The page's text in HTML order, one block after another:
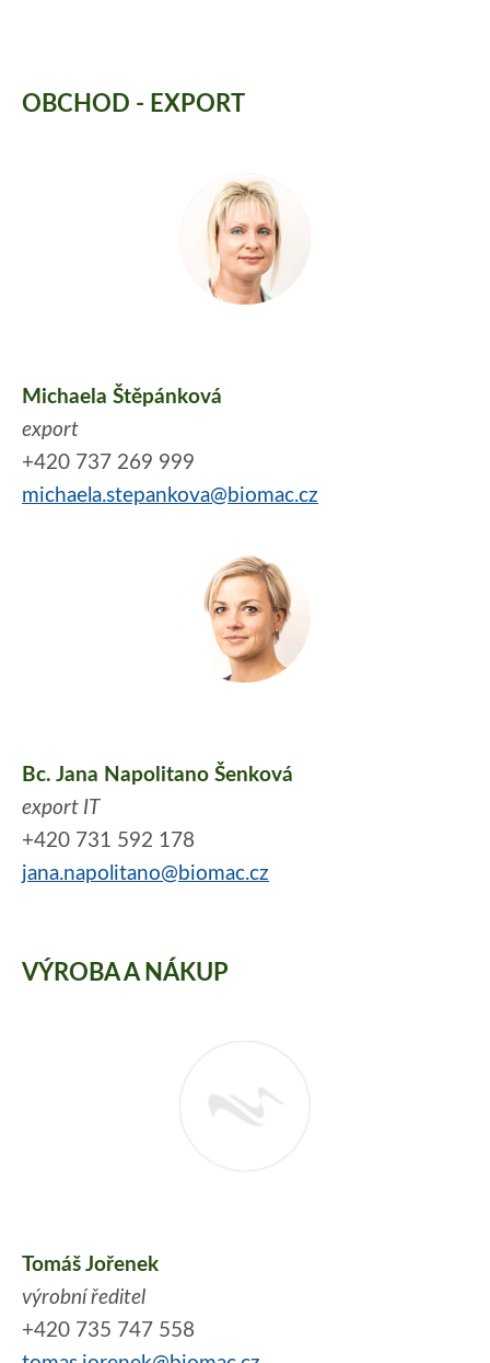
OBCHOD - EXPORT
Michaela Štěpánková
export
+420 737 269 999
michaela.stepankova@biomac.cz
Bc. Jana Napolitano Šenková
export IT
+420 731 592 178
jana.napolitano@biomac.cz
VÝROBA A NÁKUP
Tomáš Jořenek
výrobní ředitel
+420 735 747 558